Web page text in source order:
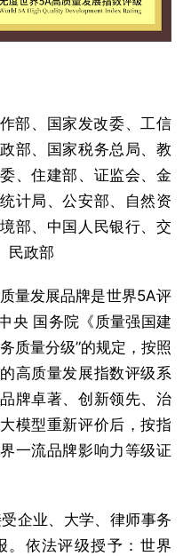
部、国家发改委、工信
部、国家税务总局、教
、住建部、证监会、金
计局、公安部、自然资
部、中国人民银行、交
民政部
量发展品牌是世界5A评
央 国务院《质量强国建
质量分级”的规定，按照
高质量发展指数评级系
牌卓著、创新领先、治
模型重新评价后，按指
一流品牌影响力等级证
企业、大学、律师事务
。依法评级授予：世界